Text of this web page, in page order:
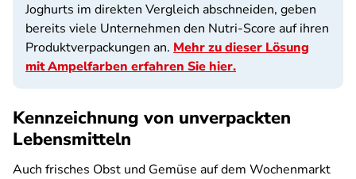
Joghurts im direkten Vergleich abschneiden, geben
bereits viele Unternehmen den Nutri-Score auf ihren
Produktverpackungen an. Mehr zu dieser Lösung
mit Ampelfarben erfahren Sie hier.
Kennzeichnung von unverpackten
Lebensmitteln
Auch frisches Obst und Gemüse auf dem Wochenmarkt